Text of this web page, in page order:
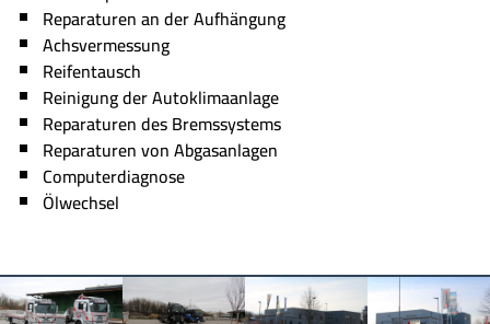
Reparaturen an der Aufhängung
Achsvermessung
Reifentausch
Reinigung der Autoklimaanlage
Reparaturen des Bremssystems
Reparaturen von Abgasanlagen
Computerdiagnose
Ölwechsel